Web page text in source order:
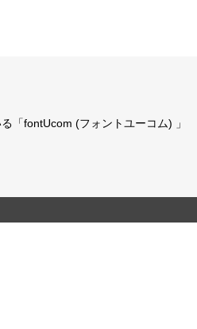
「fontUcom (フォントユーコム) 」